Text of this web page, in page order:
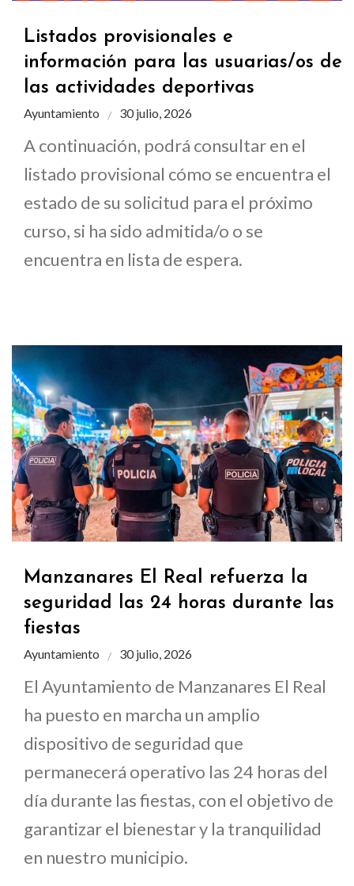
Listados provisionales e
información para las usuarias/os de
las actividades deportivas
Ayuntamiento 30 julio, 2026
A continuación, podrá consultar en el
listado provisional cómo se encuentra el
estado de su solicitud para el próximo
curso, si ha sido admitida/o o se
encuentra en lista de espera.
Manzanares El Real refuerza la
seguridad las 24 horas durante las
fiestas
Ayuntamiento 30 julio, 2026
El Ayuntamiento de Manzanares El Real
ha puesto en marcha un amplio
dispositivo de seguridad que
permanecerá operativo las 24 horas del
día durante las fiestas, con el objetivo de
garantizar el bienestar y la tranquilidad
en nuestro municipio.